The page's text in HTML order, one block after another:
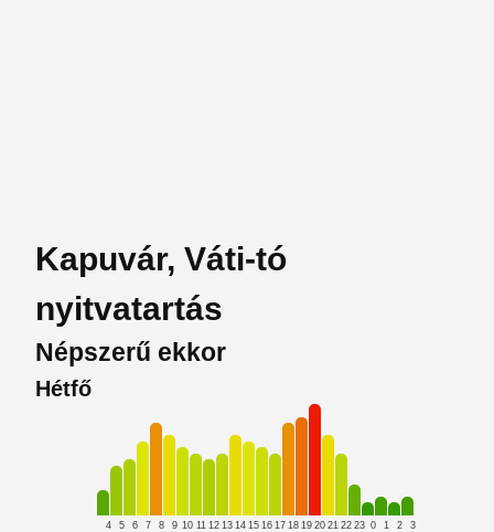
Kapuvár, Váti-tó
nyitvatartás
Népszerű ekkor
Hétfő
4 5 6 7 8 9 10 11 12 13 14 15 16 17 18 19 20 21 22 23 0 1 2 3